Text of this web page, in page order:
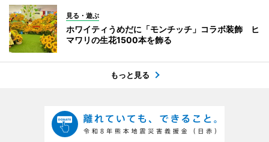
見る・遊ぶ
ホワイティうめだに「モンチッチ」コラボ装飾 ヒ
マワリの生花1500本を飾る
もっと見る